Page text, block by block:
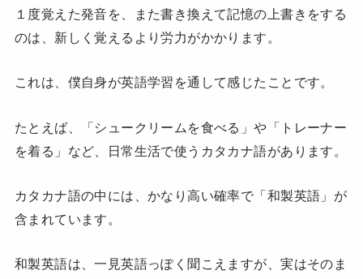
１度覚えた発音を、また書き換えて記憶の上書きをする
のは、新しく覚えるより労力がかかります。
これは、僕自身が英語学習を通して感じたことです。
たとえば、「シュークリームを食べる」や「トレーナー
を着る」など、日常生活で使うカタカナ語があります。
カタカナ語の中には、かなり高い確率で「和製英語」が
含まれています。
和製英語は、一見英語っぽく聞こえますが、実はそのま